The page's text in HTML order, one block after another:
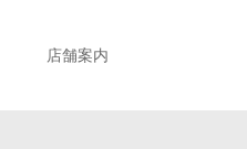
店舗案内